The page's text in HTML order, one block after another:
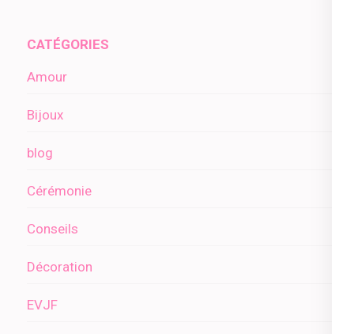
CATÉGORIES
Amour
Bijoux
blog
Cérémonie
Conseils
Décoration
EVJF